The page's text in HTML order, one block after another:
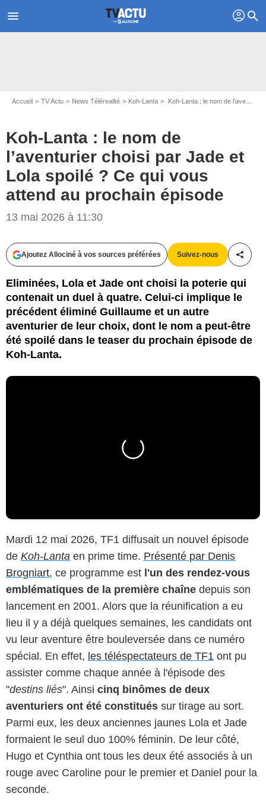
menu profil search
Accueil TV Actu News Télérealité Koh-Lanta Koh-Lanta : le nom de l’aventurier choisi par Jade et Lola spoilé ? Ce qui vous attend au prochain épisode
Koh-Lanta : le nom de
l’aventurier choisi par Jade et
Lola spoilé ? Ce qui vous
attend au prochain épisode
13 mai 2026 à 11:30
Ajoutez Allociné à vos sources préférées Suivez-nous
Eliminées, Lola et Jade ont choisi la poterie qui
contenait un duel à quatre. Celui-ci implique le
précédent éliminé Guillaume et un autre
aventurier de leur choix, dont le nom a peut-être
été spoilé dans le teaser du prochain épisode de
Koh-Lanta.
Mardi 12 mai 2026, TF1 diffusait un nouvel épisode
de Koh-Lanta en prime time. Présenté par Denis
Brogniart, ce programme est l'un des rendez-vous
emblématiques de la première chaîne depuis son
lancement en 2001. Alors que la réunification a eu
lieu il y a déjà quelques semaines, les candidats ont
vu leur aventure être bouleversée dans ce numéro
spécial. En effet, les téléspectateurs de TF1 ont pu
assister comme chaque année à l'épisode des
"destins liés". Ainsi cinq binômes de deux
aventuriers ont été constitués sur tirage au sort.
Parmi eux, les deux anciennes jaunes Lola et Jade
formaient le seul duo 100% féminin. De leur côté,
Hugo et Cynthia ont tous les deux été associés à un
rouge avec Caroline pour le premier et Daniel pour la
seconde.